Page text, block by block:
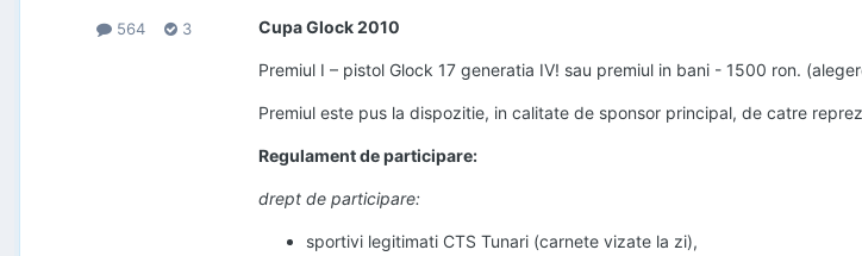
564 3 Cupa Glock 2010
Premiul I – pistol Glock 17 generatia IV! sau premiul in bani - 1500 ron.
Premiul este pus la dispozitie, in calitate de sponsor principal, de catre
Regulament de participare:
drept de participare:
sportivi legitimati CTS Tunari (carnete vizate la zi),